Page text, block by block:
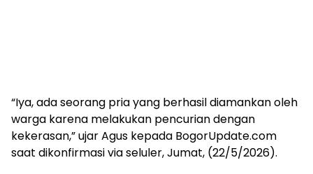
“Iya, ada seorang pria yang berhasil diamankan oleh
warga karena melakukan pencurian dengan
kekerasan,” ujar Agus kepada BogorUpdate.com
saat dikonfirmasi via seluler, Jumat, (22/5/2026).